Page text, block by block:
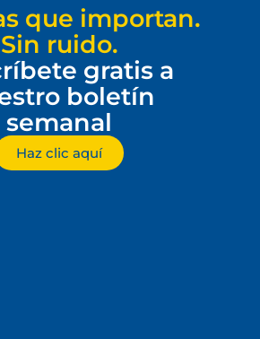
que importan.
Sin ruido.
gratis a
boletín
semanal
Haz clic aquí